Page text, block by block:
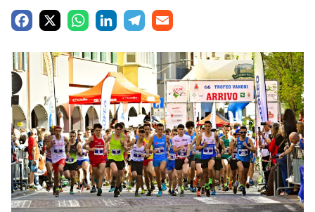
b
o
o
k
a
t
s
A
p
p
n
k
e
d
I
n
l
g
r
a
m
a
i
l